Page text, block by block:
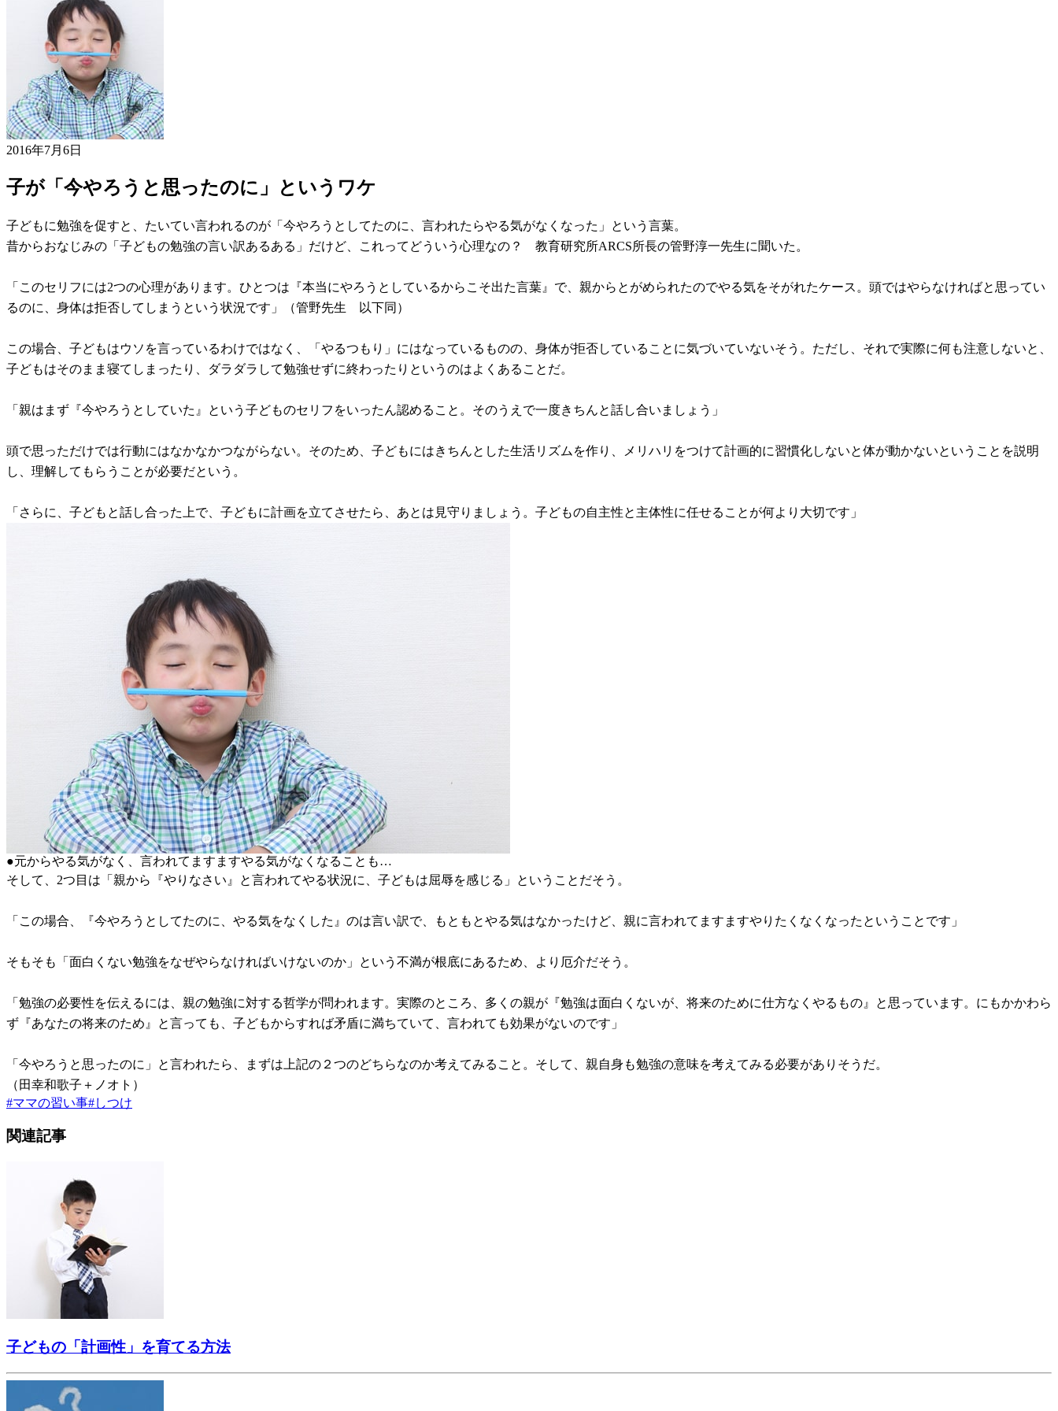
2016年7月6日
子が「今やろうと思ったのに」というワケ
子どもに勉強を促すと、たいてい言われるのが「今やろうとしてたのに、言われたらやる気がなくなった」という言葉。
昔からおなじみの「子どもの勉強の言い訳あるある」だけど、これってどういう心理なの？ 教育研究所ARCS所長の管野淳一先生に聞いた。
「このセリフには2つの心理があります。ひとつは『本当にやろうとしているからこそ出た言葉』で、親からとがめられたのでやる気をそがれたケース。頭ではやらなければと思ってい
るのに、身体は拒否してしまうという状況です」（管野先生 以下同）
この場合、子どもはウソを言っているわけではなく、「やるつもり」にはなっているものの、身体が拒否していることに気づいていないそう。ただし、それで実際に何も注意しないと、
子どもはそのまま寝てしまったり、ダラダラして勉強せずに終わったりというのはよくあることだ。
「親はまず『今やろうとしていた』という子どものセリフをいったん認めること。そのうえで一度きちんと話し合いましょう」
頭で思っただけでは行動にはなかなかつながらない。そのため、子どもにはきちんとした生活リズムを作り、メリハリをつけて計画的に習慣化しないと体が動かないということを説明
し、理解してもらうことが必要だという。
「さらに、子どもと話し合った上で、子どもに計画を立てさせたら、あとは見守りましょう。子どもの自主性と主体性に任せることが何より大切です」
●元からやる気がなく、言われてますますやる気がなくなることも…
そして、2つ目は「親から『やりなさい』と言われてやる状況に、子どもは屈辱を感じる」ということだそう。
「この場合、『今やろうとしてたのに、やる気をなくした』のは言い訳で、もともとやる気はなかったけど、親に言われてますますやりたくなくなったということです」
そもそも「面白くない勉強をなぜやらなければいけないのか」という不満が根底にあるため、より厄介だそう。
「勉強の必要性を伝えるには、親の勉強に対する哲学が問われます。実際のところ、多くの親が『勉強は面白くないが、将来のために仕方なくやるもの』と思っています。にもかかわら
ず『あなたの将来のため』と言っても、子どもからすれば矛盾に満ちていて、言われても効果がないのです」
「今やろうと思ったのに」と言われたら、まずは上記の２つのどちらなのか考えてみること。そして、親自身も勉強の意味を考えてみる必要がありそうだ。
（田幸和歌子＋ノオト）
#ママの習い事#しつけ
関連記事
子どもの「計画性」を育てる方法